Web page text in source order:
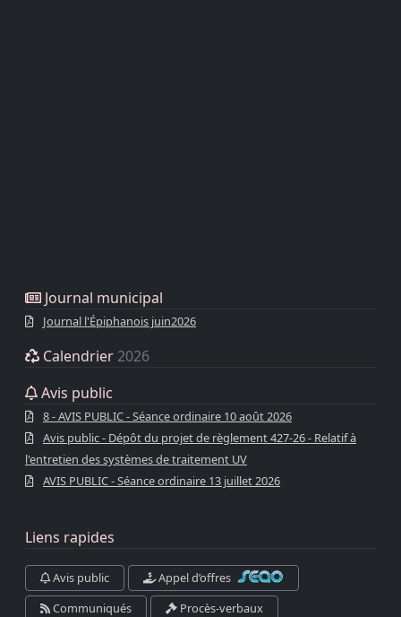
Liens rapides
Avis public
Appel d’offres
Communiqués
Procès-verbaux
Journal municipal
Journal l'Épiphanois juin2026
Calendrier 2026
Avis public
8 - AVIS PUBLIC - Séance ordinaire 10 août 2026
Avis public - Dépôt du projet de règlement 427-26 - Relatif à
l'entretien des systèmes de traitement UV
AVIS PUBLIC - Séance ordinaire 13 juillet 2026